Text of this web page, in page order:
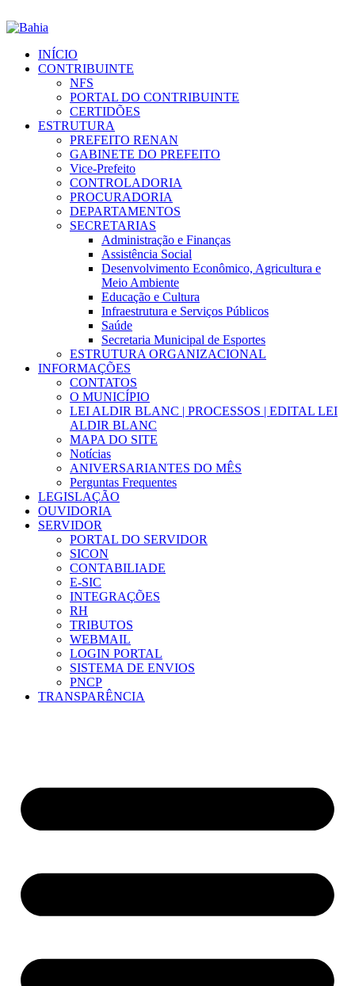
INÍCIO
CONTRIBUINTE
NFS
PORTAL DO CONTRIBUINTE
CERTIDÕES
ESTRUTURA
PREFEITO RENAN
GABINETE DO PREFEITO
Vice-Prefeito
CONTROLADORIA
PROCURADORIA
DEPARTAMENTOS
SECRETARIAS
Administração e Finanças
Assistência Social
Desenvolvimento Econômico, Agricultura e
Meio Ambiente
Educação e Cultura
Infraestrutura e Serviços Públicos
Saúde
Secretaria Municipal de Esportes
ESTRUTURA ORGANIZACIONAL
INFORMAÇÕES
CONTATOS
O MUNICÍPIO
LEI ALDIR BLANC | PROCESSOS | EDITAL LEI
ALDIR BLANC
MAPA DO SITE
Notícias
ANIVERSARIANTES DO MÊS
Perguntas Frequentes
LEGISLAÇÃO
OUVIDORIA
SERVIDOR
PORTAL DO SERVIDOR
SICON
CONTABILIADE
E-SIC
INTEGRAÇÕES
RH
TRIBUTOS
WEBMAIL
LOGIN PORTAL
SISTEMA DE ENVIOS
PNCP
TRANSPARÊNCIA